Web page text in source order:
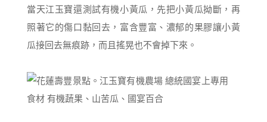
當天江玉寶還測試有機小黃瓜，先把小黃瓜拗斷，再
照著它的傷口黏回去，富含豐富、濃郁的果膠讓小黃
瓜接回去無痕跡，而且搖晃也不會掉下來。